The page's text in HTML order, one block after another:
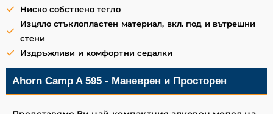
Ниско собствено тегло
Изцяло стъклопластен материал, вкл. под и вътрешни
стени
Издръжливи и комфортни седалки
Ahorn Camp A 595 - Маневрен и Просторен